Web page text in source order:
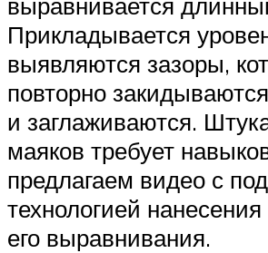
Прикладывается
выявляются зазоры,
повторно
и заглаживаются.
маяков требует
предлагаем видео с
технологией
его выравнивания.